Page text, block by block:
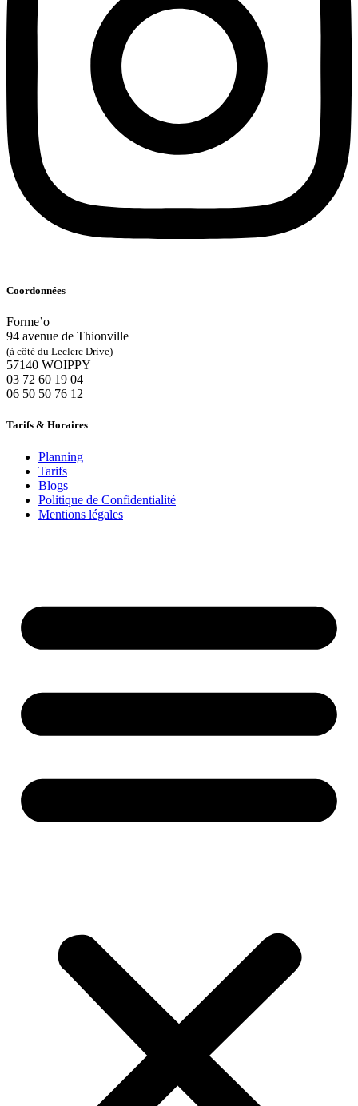
Coordonnées
Forme’o
94 avenue de Thionville
(à côté du Leclerc Drive)
57140 WOIPPY
‭03 72 60 19 04‬
06 50 50 76 12
Tarifs & Horaires
Planning
Tarifs
Blogs
Politique de Confidentialité
Mentions légales